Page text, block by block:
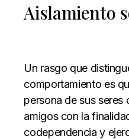
Aislamiento
Un rasgo que
comportamiento es
persona de sus
amigos con la
codependencia y